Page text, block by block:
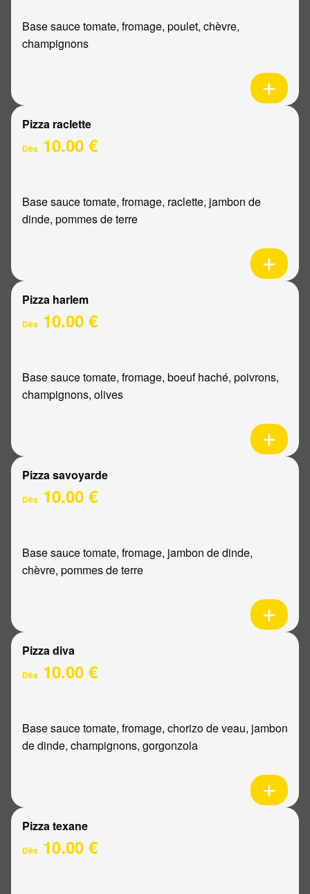
Base sauce tomate, fromage, poulet, chèvre,
champignons
Pizza raclette
Dès 10.00 €
Base sauce tomate, fromage, raclette, jambon de
dinde, pommes de terre
Pizza harlem
Dès 10.00 €
Base sauce tomate, fromage, boeuf haché, poivrons,
champignons, olives
Pizza savoyarde
Dès 10.00 €
Base sauce tomate, fromage, jambon de dinde,
chèvre, pommes de terre
Pizza diva
Dès 10.00 €
Base sauce tomate, fromage, chorizo de veau, jambon
de dinde, champignons, gorgonzola
Pizza texane
Dès 10.00 €